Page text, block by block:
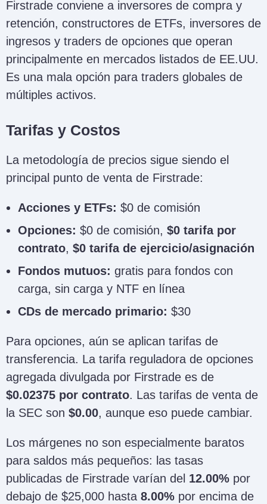
Firstrade conviene a inversores de compra y
retención, constructores de ETFs, inversores de
ingresos y traders de opciones que operan
principalmente en mercados listados de EE.UU.
Es una mala opción para traders globales de
múltiples activos.
Tarifas y Costos
La metodología de precios sigue siendo el
principal punto de venta de Firstrade:
Acciones y ETFs: $0 de comisión
Opciones: $0 de comisión, $0 tarifa por
contrato, $0 tarifa de ejercicio/asignación
Fondos mutuos: gratis para fondos con
carga, sin carga y NTF en línea
CDs de mercado primario: $30
Para opciones, aún se aplican tarifas de
transferencia. La tarifa reguladora de opciones
agregada divulgada por Firstrade es de
$0.02375 por contrato. Las tarifas de venta de
la SEC son $0.00, aunque eso puede cambiar.
Los márgenes no son especialmente baratos
para saldos más pequeños: las tasas
publicadas de Firstrade varían del 12.00% por
debajo de $25,000 hasta 8.00% por encima de